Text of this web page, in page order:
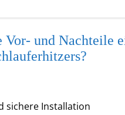
Vor- und Nachteile
sichere Installation